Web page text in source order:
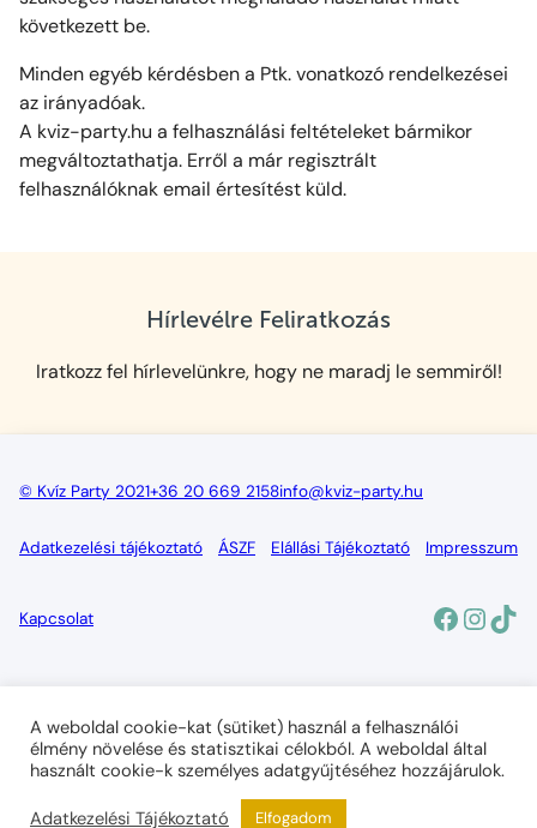
következett be.
Minden egyéb kérdésben a Ptk. vonatkozó rendelkezései
az irányadóak.
A kviz-party.hu a felhasználási feltételeket bármikor
megváltoztathatja. Erről a már regisztrált
felhasználóknak email értesítést küld.
Hírlevélre Feliratkozás
Iratkozz fel hírlevelünkre, hogy ne maradj le semmiről!
© Kvíz Party 2021+36 20 669 2158info@kviz-party.hu
Adatkezelési tájékoztató ÁSZF Elállási Tájékoztató Impresszum
Kapcsolat
A vállalkozás létrehozását és fejlesztését a Vállalkozó Start II.
Program keretében az Ofa Nonprofit Kft. támogatta. A támogatás
A weboldal cookie-kat (sütiket) használ a felhasználói
élmény növelése és statisztikai célokból. A weboldal által
használt cookie-k személyes adatgyűjtéséhez hozzájárulok.
Adatkezelési Tájékoztató
Elfogadom